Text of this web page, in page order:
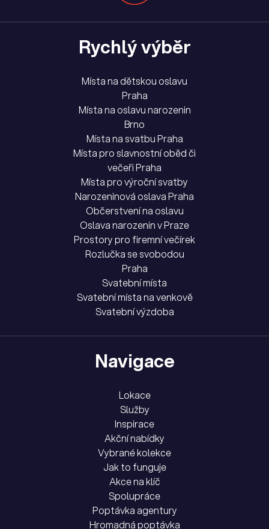
Rychlý výběr
Místa na dětskou oslavu
Praha
Místa na oslavu narozenin
Brno
Místa na svatbu Praha
Místa pro slavnostní oběd či
večeři Praha
Místa pro výroční svatby
Narozeninová oslava Praha
Občerstvení na oslavu
Oslava narozenin v Praze
Prostory pro firemní večírek
Rozlučka se svobodou
Praha
Svatební místa
Svatební místa na venkově
Svatební výzdoba
Navigace
Lokace
Služby
Inspirace
Akční nabídky
Vybrané kolekce
Jak to funguje
Akce na klíč
Spolupráce
Poptávka agentury
Hromadná poptávka